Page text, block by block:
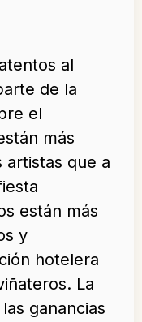
al
de la
el
más
artistas que a
están más
y
hotelera
La
ganancias